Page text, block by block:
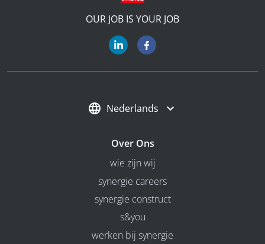
OUR JOB IS YOUR JOB
Nederlands
Over Ons
wie zijn wij
synergie careers
synergie construct
s&you
werken bij synergie